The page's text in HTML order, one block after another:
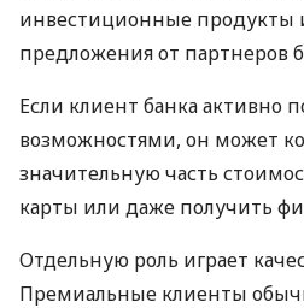
инвестиционные продукты
предложения от партнеров
Если клиент банка активно
возможностями, он может
значительную часть
карты или даже получить
Отдельную роль играет
Премиальные клиенты